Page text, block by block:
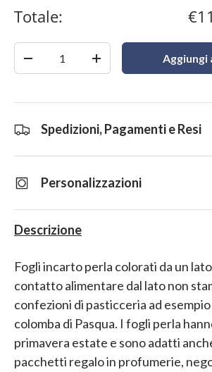
Totale:
+ Aggiungi
Spedizioni, Pagamenti e Resi
Personalizzazioni
Descrizione
Fogli incarto perla colorati da un
contatto alimentare dal lato non
confezioni di pasticceria ad
colomba di Pasqua. I fogli perla
primavera estate e sono adatti
pacchetti regalo in profumerie,